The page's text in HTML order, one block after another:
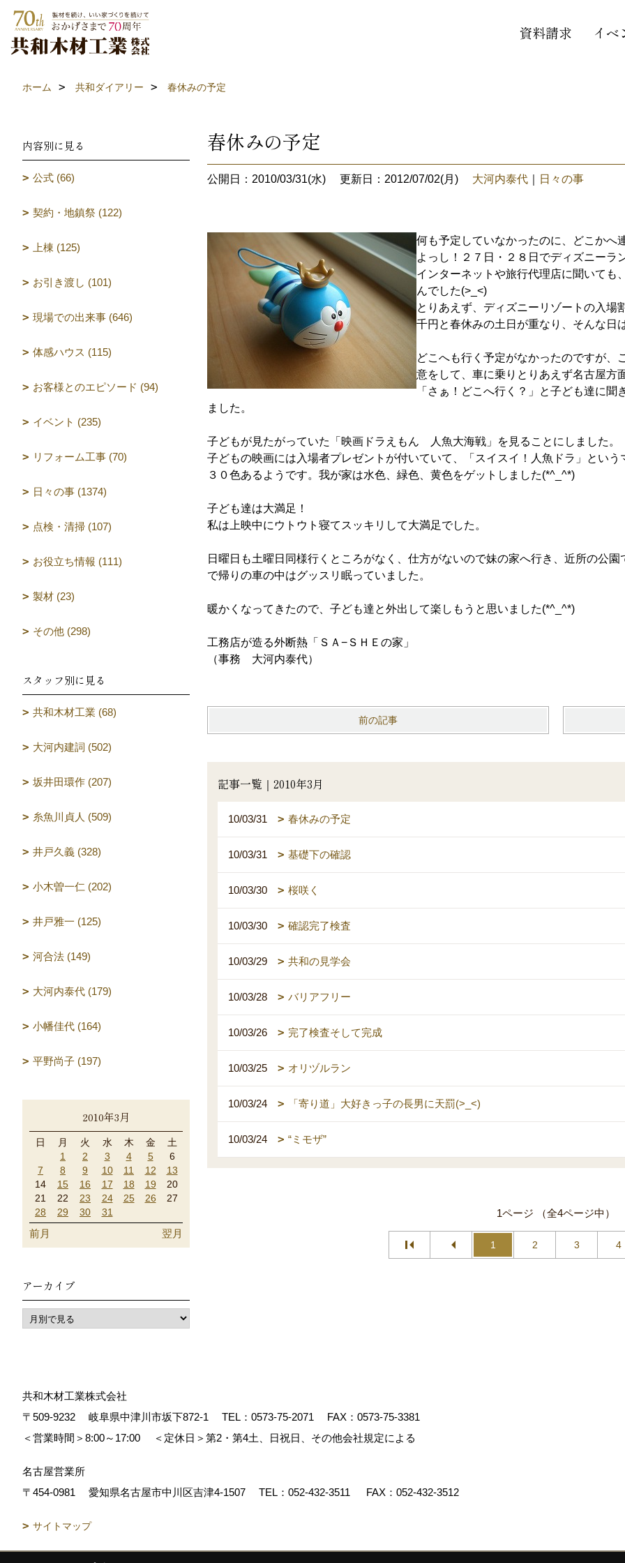
資料請求 イベ
ホーム 共和ダイアリー 春休みの予定
春休みの予定
公開日：2010/03/31(水) 更新日：2012/07/02(月) 大河内泰代 日々の事
何も予定していなかったのに、どこかへ
よっし！２７日・２８日でディズニーラ
インターネットや旅行代理店に聞いても
んでした(>_<)
とりあえず、ディズニーリゾートの入場
千円と春休みの土日が重なり、そんな日
どこへも行く予定がなかったのですが、
意をして、車に乗りとりあえず名古屋方
「さぁ！どこへ行く？」と子ども達に
ました。
子どもが見たがっていた「映画ドラえもん 人魚大海戦」を見ることにしました。
子どもの映画には入場者プレゼントが付いていて、「スイスイ！人魚ドラ」とい
３０色あるようです。我が家は水色、緑色、黄色をゲットしました(*^_^*)
子ども達は大満足！
私は上映中にウトウト寝てスッキリして大満足でした。
日曜日も土曜日同様行くところがなく、仕方がないので妹の家へ行き、近所の公
で帰りの車の中はグッスリ眠っていました。
暖かくなってきたので、子ども達と外出して楽しもうと思いました(*^_^*)
工務店が造る外断熱「ＳＡ−ＳＨＥの家」
（事務 大河内泰代）
前の記事
記事一覧｜2010年3月
10/03/31 春休みの予定
10/03/31 基礎下の確認
10/03/30 桜咲く
10/03/30 確認完了検査
10/03/29 共和の見学会
10/03/28 バリアフリー
10/03/26 完了検査そして完成
10/03/25 オリヅルラン
10/03/24 「寄り道」大好きっ子の長男に天罰(>_<)
10/03/24 “ミモザ”
1ページ （全4ページ中）
1 2 3 4
内容別に見る
公式 (66)
契約・地鎮祭 (122)
上棟 (125)
お引き渡し (101)
現場での出来事 (646)
体感ハウス (115)
お客様とのエピソード (94)
イベント (235)
リフォーム工事 (70)
日々の事 (1374)
点検・清掃 (107)
お役立ち情報 (111)
製材 (23)
その他 (298)
スタッフ別に見る
共和木材工業 (68)
大河内建詞 (502)
坂井田環作 (207)
糸魚川貞人 (509)
井戸久義 (328)
小木曽一仁 (202)
井戸雅一 (125)
河合法 (149)
大河内泰代 (179)
小幡佳代 (164)
平野尚子 (197)
2010年3月
日 月 火 水 木 金
土
1
2 3 4 5
6
7
8 9 10 11 12
13
14
15 16 17 18 19
20
21
22 23 24 25 26
27
28
29 30 31
前月 翌月
アーカイブ
共和木材工業株式会社
〒509-9232
岐阜県中津川市坂下872‐1 TEL： 0573-75-2071
FAX：0573-75-3381
＜営業時間＞8:00～17:00
＜定休日＞第2・第4土、日祝日、その他会社規定による
名古屋営業所
〒454-0981
愛知県名古屋市中川区吉津4-1507 TEL： 052-432-3511 FAX：052-432-3512
サイトマップ